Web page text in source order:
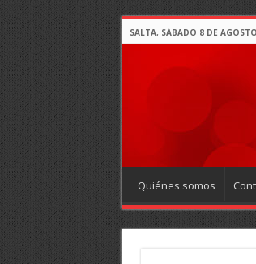
SALTA, SÁBADO 8 DE
Quiénes somos